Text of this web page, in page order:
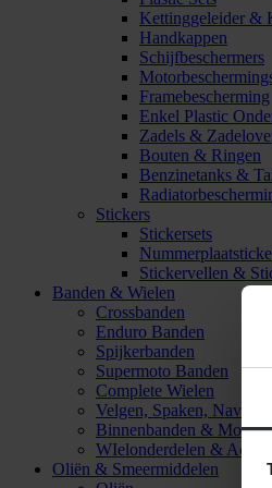
Kettinggeleider &
Handkappen
Schijfbeschermers
Framebescherming
Enkel Plastic
Zadels &
Bouten & Ringen
Benzinetanks &
Stickers
Stickersets
Stickervellen &
Banden & Wielen
Crossbanden
Enduro Banden
Spijkerbanden
Supermoto Banden
Complete Wielen
Velgen, Spaken, Naven &
Binnenbanden &
WIelonderdelen &
Oliën & Smeermiddelen